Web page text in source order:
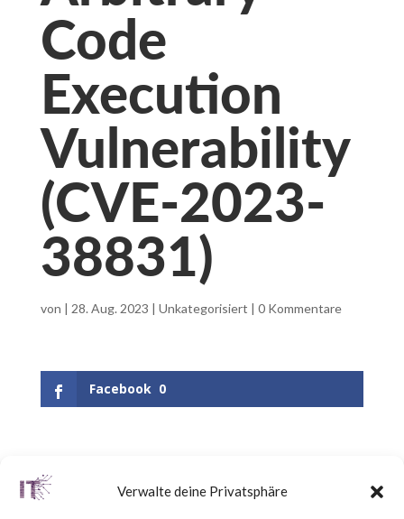
Verwalte deine Privatsphäre
Code
Execution
Vulnerability
(CVE-2023-
38831)
von | 28. Aug. 2023 | Unkategorisiert | 0 Kommentare
Facebook 0
What is WinRAR?